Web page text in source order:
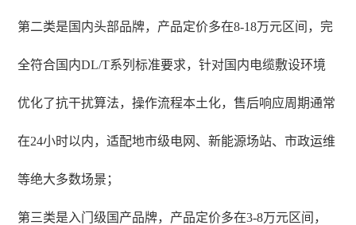
第二类是国内头部品牌，产品定价多在8-18万元区间，完
全符合国内DL/T系列标准要求，针对国内电缆敷设环境
优化了抗干扰算法，操作流程本土化，售后响应周期通常
在24小时以内，适配地市级电网、新能源场站、市政运维
等绝大多数场景；
第三类是入门级国产品牌，产品定价多在3-8万元区间，